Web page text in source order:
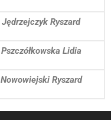
Jędrzejczyk Ryszard
Pszczółkowska Lidia
Nowowiejski Ryszard